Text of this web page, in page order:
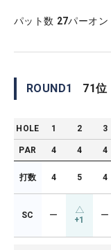
パット数 27パーオン
ROUND1 71位
HOLE 1 2 3
PAR 4 4 4
打数 4 5 4
SC ー +1 ー